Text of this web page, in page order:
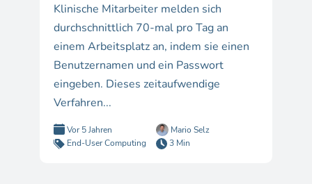
Klinische Mitarbeiter melden sich
durchschnittlich 70-mal pro Tag an
einem Arbeitsplatz an, indem sie einen
Benutzernamen und ein Passwort
eingeben. Dieses zeitaufwendige
Verfahren...
Vor 5 Jahren
Mario Selz
End-User Computing
3 Min